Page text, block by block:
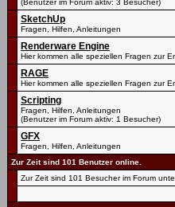
(Benutzer im Forum aktiv: 3 Besucher)
SketchUp
Fragen, Hilfen, Anleitungen
Renderware Engine
Hier kommen alle speziellen Fragen zur
RAGE
Hier kommen alle speziellen Fragen zur
Scripting
Fragen, Hilfen, Anleitungen
(Benutzer im Forum aktiv: 1 Besucher)
GFX
Fragen, Hilfen, Anleitungen
Zur Zeit sind 101 Benutzer online.
Zur Zeit sind 101 Besucher im Forum